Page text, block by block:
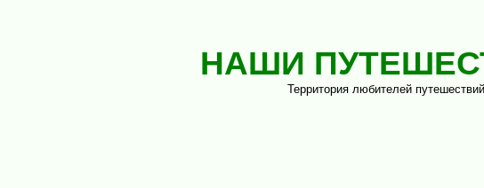
НАШИ
Территория любителей путешествий